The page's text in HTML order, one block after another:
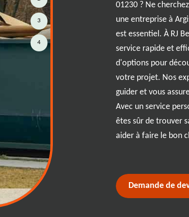
simple avec notre service
comment cela fonctionne à
Tout d'abord, vous
Tout cela, avec une simplicité
pour vous garantir
Faites confiance à RJ Benne
tracas.
01230 ? Ne
une entreprise à
est essentiel. À RJ
service rapide et
d'options pour
votre projet. Nos
guider et vous
Avec un service
êtes sûr de trouver
aider à faire le bon
3
4
Demande de